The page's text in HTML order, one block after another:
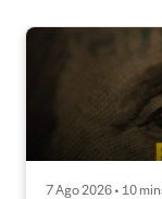
7 Ago 2026 • 10